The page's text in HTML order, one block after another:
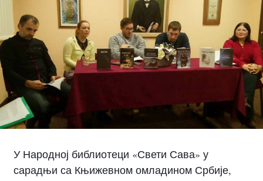
У Народној библиотеци «Свети Сава» у
сарадњи са Књижевном омладином Србије,